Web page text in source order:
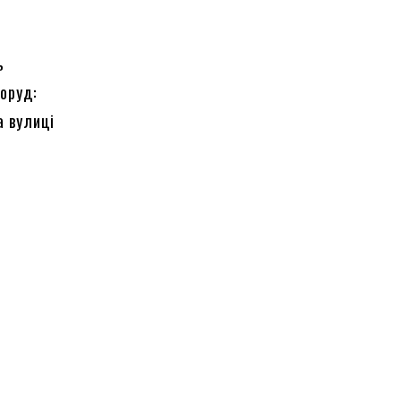
вулиці